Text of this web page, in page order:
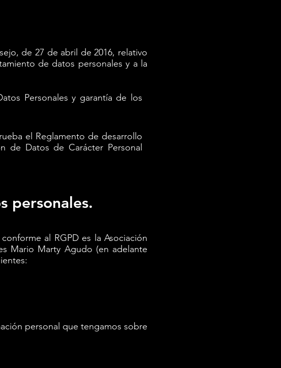
de 27 de abril de 2016, relativo
de datos personales y a la
Personales y garantía de los
el Reglamento de desarrollo
de Datos de Carácter Personal
personales.
al RGPD es la Asociación
Mario Marty Agudo (en adelante
personal que tengamos sobre